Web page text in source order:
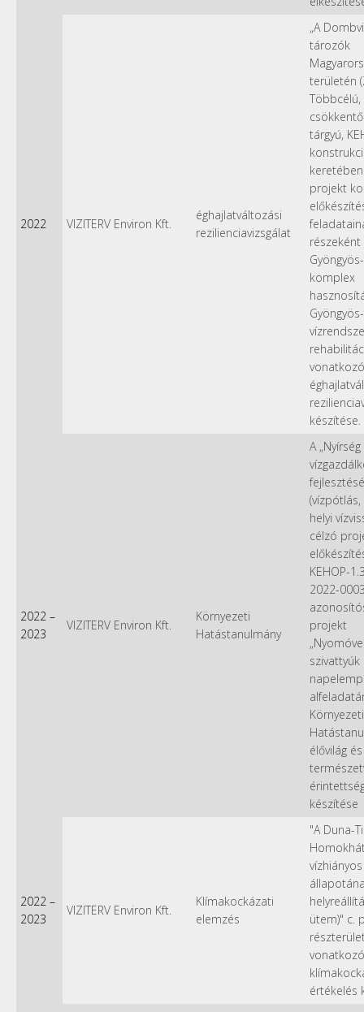
2022 VIZITERV Environ Kft.
éghajlatváltozási
rezilienciavizsgálat
„A
tározók
területén
Többcélú,
tárgyú,
projekt
részeként
komplex
készítése.
2022 –
2023
VIZITERV Environ Kft.
Környezeti
Hatástanulmány
A „Nyírség
helyi
célzó
KEHOP-
2022-
projekt
szivattyúk
Környezeti
élővilág és
készítése
2022 –
2023
VIZITERV Environ Kft.
Klímakockázati
elemzés
"A Duna-
ütem)" c.
értékelés